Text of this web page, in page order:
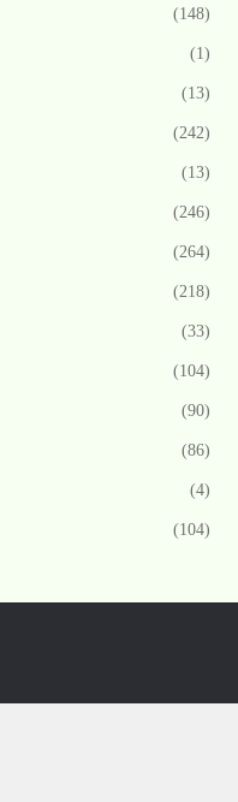
(148)
(1)
(13)
(242)
(13)
(246)
(264)
(218)
(33)
(104)
(90)
(86)
(4)
(104)